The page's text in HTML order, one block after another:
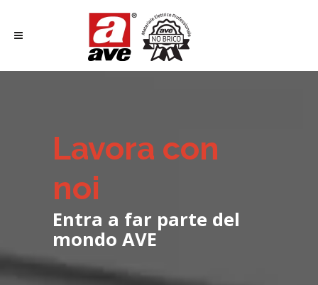
Lavora con
noi
Entra a far parte del
mondo AVE